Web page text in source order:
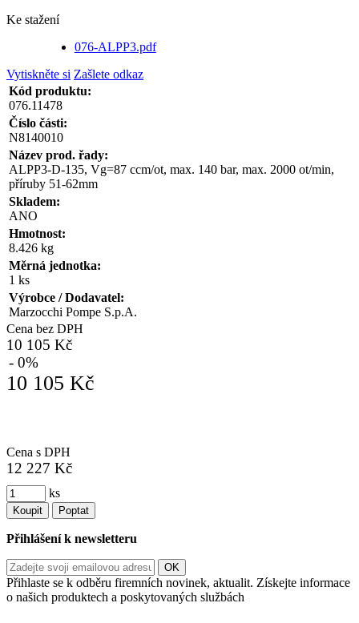
Ke stažení
076-ALPP3.pdf
Vytiskněte si Zašlete odkaz
Kód produktu:
076.11478
Číslo části:
N8140010
Název prod. řady:
ALPP3-D-135, Vg=87 ccm/ot, max. 140 bar, max. 2000 ot/min,
příruby 51-62mm
Skladem:
ANO
Hmotnost:
8.426 kg
Měrná jednotka:
1 ks
Výrobce / Dodavatel:
Marzocchi Pompe S.p.A.
Cena bez DPH
10 105 Kč
- 0%
10 105 Kč
Cena s DPH
12 227 Kč
ks
Koupit Poptat
Přihlášení k newsletteru
Přihlaste se k odběru firemních novinek, aktualit. Získejte informace
o našich produktech a poskytovaných službách